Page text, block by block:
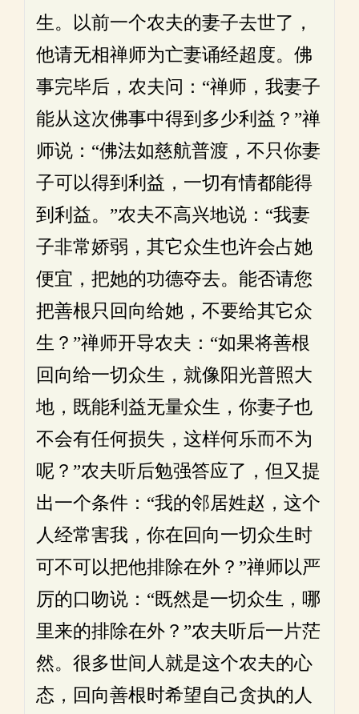
生。以前一个农夫的妻子去世了，
他请无相禅师为亡妻诵经超度。佛
事完毕后，农夫问：“禅师，我妻子
能从这次佛事中得到多少利益？”禅
师说：“佛法如慈航普渡，不只你妻
子可以得到利益，一切有情都能得
到利益。”农夫不高兴地说：“我妻
子非常娇弱，其它众生也许会占她
便宜，把她的功德夺去。能否请您
把善根只回向给她，不要给其它众
生？”禅师开导农夫：“如果将善根
回向给一切众生，就像阳光普照大
地，既能利益无量众生，你妻子也
不会有任何损失，这样何乐而不为
呢？”农夫听后勉强答应了，但又提
出一个条件：“我的邻居姓赵，这个
人经常害我，你在回向一切众生时
可不可以把他排除在外？”禅师以严
厉的口吻说：“既然是一切众生，哪
里来的排除在外？”农夫听后一片茫
然。很多世间人就是这个农夫的心
态，回向善根时希望自己贪执的人